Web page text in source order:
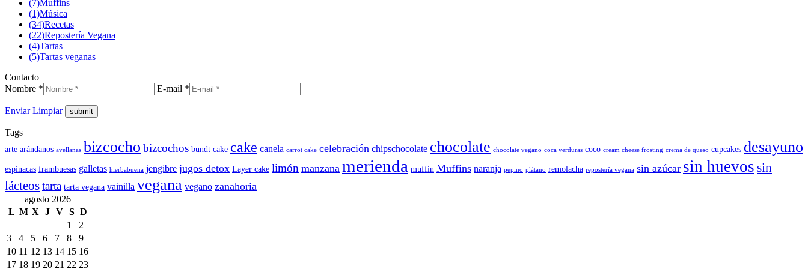
(7)Muffins
(1)Música
(34)Recetas
(22)Repostería Vegana
(4)Tartas
(5)Tartas veganas
Contacto
Nombre *
E-mail *
Enviar Limpiar
Tags
arte arándanos avellanas bizcocho bizcochos bundt cake cake canela carrot cake celebración chipschocolate chocolate chocolate vegano coca verduras coco cream cheese frosting crema de queso cupcakes desayuno
espinacas frambuesas galletas hierbabuena jengibre jugos detox Layer cake limón manzana merienda muffin Muffins naranja pepino plátano remolacha repostería vegana sin azúcar sin huevos sin
lácteostarta tarta vegana vainilla vegana vegano zanahoria
agosto 2026
L M X J V S D
1
2
3
4 5 6 7 8
9
10 11 12 13 14 15 16
17 18 19 20 21 22 23